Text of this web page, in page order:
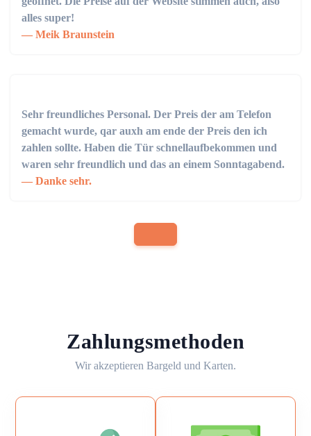
alles super!
Meik Braunstein
Sehr freundliches Personal. Der Preis der am Telefon
gemacht wurde, qar auxh am ende der Preis den ich
zahlen sollte. Haben die Tür schnellaufbekommen und
waren sehr freundlich und das an einem Sonntagabend.
Danke sehr.
Zahlungsmethoden
Wir akzeptieren Bargeld und Karten.